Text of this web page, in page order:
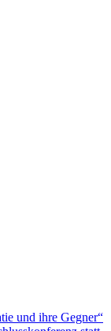
und ihre Gegner“